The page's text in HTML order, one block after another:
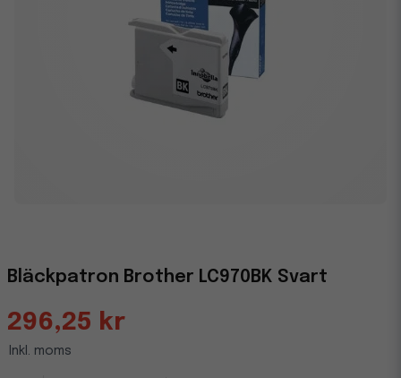
Bläckpatron Brother LC970BK Svart
296,25 kr
Inkl. moms